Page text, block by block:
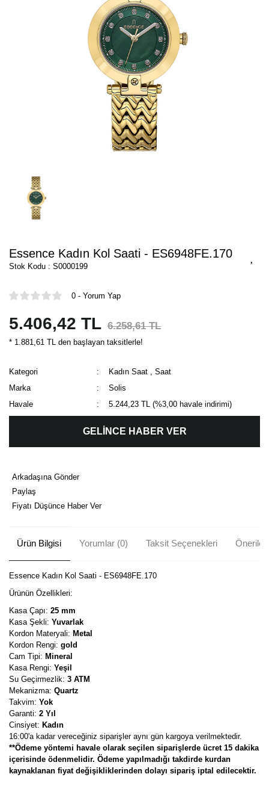
Essence Kadın Kol Saati - ES6948FE.170
Stok Kodu : S0000199
0 - Yorum Yap
5.406,42 TL 6.258,61 TL
* 1.881,61 TL den başlayan taksitlerle!
Kategori Kadın Saat ,Saat
Marka
Solis
Havale
5.244,23 TL (%3,00 havale indirimi)
GELİNCE HABER VER
Arkadaşına Gönder
Paylaş
Fiyatı Düşünce Haber Ver
Ürün Bilgisi Yorumlar (0) Taksit Seçenekleri
Essence Kadın Kol Saati - ES6948FE.170
Ürünün Özellikleri:
Kasa Çapı: 25 mm
Kasa Şekli: Yuvarlak
Kordon Materyali: Metal
Kordon Rengi: gold
Cam Tipi: Mineral
Kasa Rengi: Yeşil
Su Geçirmezlik: 3 ATM
Mekanizma: Quartz
Takvim: Yok
Garanti: 2 Yıl
Cinsiyet: Kadın
16:00'a kadar vereceğiniz siparişler aynı gün kargoya verilmektedir.
**Ödeme yöntemi havale olarak seçilen siparişlerde ücret 15 dakika
içerisinde ödenmelidir. Ödeme yapılmadığı takdirde kurdan
kaynaklanan fiyat değişikliklerinden dolayı sipariş iptal edilecektir.